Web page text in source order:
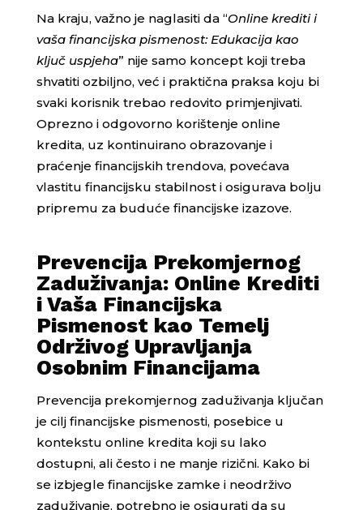
Na kraju, važno je naglasiti da “Online krediti i
vaša financijska pismenost: Edukacija kao
ključ uspjeha” nije samo koncept koji treba
shvatiti ozbiljno, već i praktična praksa koju bi
svaki korisnik trebao redovito primjenjivati.
Oprezno i odgovorno korištenje online
kredita, uz kontinuirano obrazovanje i
praćenje financijskih trendova, povećava
vlastitu financijsku stabilnost i osigurava bolju
pripremu za buduće financijske izazove.
Prevencija Prekomjernog
Zaduživanja: Online Krediti
i Vaša Financijska
Pismenost kao Temelj
Održivog Upravljanja
Osobnim Financijama
Prevencija prekomjernog zaduživanja ključan
je cilj financijske pismenosti, posebice u
kontekstu online kredita koji su lako
dostupni, ali često i ne manje rizični. Kako bi
se izbjegle financijske zamke i neodrživo
zaduživanje, potrebno je osigurati da su